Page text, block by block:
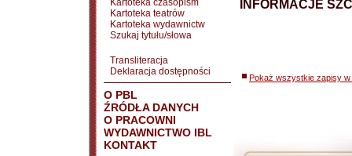
Kartoteka czasopism
Kartoteka teatrów
Kartoteka wydawnictw
Szukaj tytułu/słowa
Transliteracja
Deklaracja dostępności
O PBL
ŹRÓDŁA DANYCH
O PRACOWNI
WYDAWNICTWO IBL
KONTAKT
INFORMACJE
Pokaż wszystkie zapisy